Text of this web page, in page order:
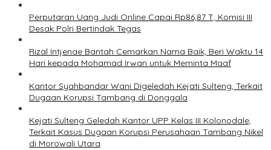
Perputaran Uang Judi Online Capai Rp86,87 T, Komisi III
Desak Polri Bertindak Tegas
Rizal Intjenae Bantah Cemarkan Nama Baik, Beri Waktu 14
Hari kepada Mohamad Irwan untuk Meminta Maaf
Kantor Syahbandar Wani Digeledah Kejati Sulteng, Terkait
Dugaan Korupsi Tambang di Donggala
Kejati Sulteng Geledah Kantor UPP Kelas III Kolonodale,
Terkait Kasus Dugaan Korupsi Perusahaan Tambang Nikel
di Morowali Utara